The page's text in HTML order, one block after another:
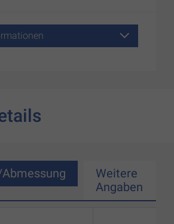
Weitere
Angaben